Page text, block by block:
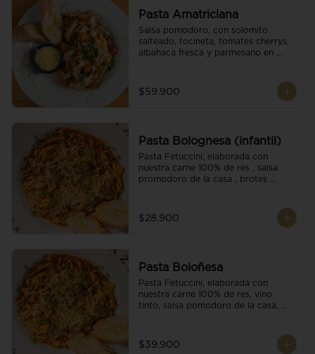
Pasta Amatriciana
Salsa pomodoro, con solomito
salteado, tocineta, tomates cherrys,
albahaca fresca y parmesano en
$59.900
Pasta Bolognesa (infantil)
Pasta Fetuccini, elaborada con
nuestra carne 100% de res , salsa
promodoro de la casa , brotes
$28.900
Pasta Boloñesa
Pasta Fetuccini, elaborada con
nuestra carne 100% de res, vino
tinto, salsa pomodoro de la casa,
$39.900